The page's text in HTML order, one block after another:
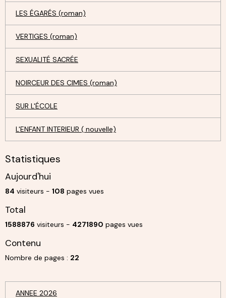
LES ÉGARÉS (roman)
VERTIGES (roman)
SEXUALITÉ SACRÉE
NOIRCEUR DES CIMES (roman)
SUR L'ÉCOLE
L'ENFANT INTERIEUR ( nouvelle)
Statistiques
Aujourd'hui
84 visiteurs - 108 pages vues
Total
1588876 visiteurs - 4271890 pages vues
Contenu
Nombre de pages : 22
ANNEE 2026